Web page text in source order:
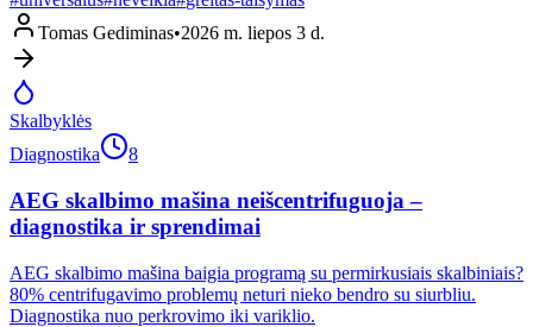
Tomas Gediminas•2026 m. liepos 3 d.
Skalbyklės
Diagnostika
8
AEG skalbimo mašina neišcentrifuguoja –
diagnostika ir sprendimai
AEG skalbimo mašina baigia programą su permirkusiais skalbiniais?
80% centrifugavimo problemų neturi nieko bendro su siurbliu.
Diagnostika nuo perkrovimo iki variklio.